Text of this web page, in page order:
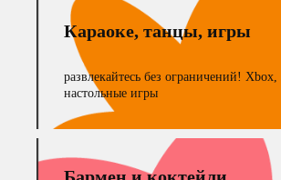
Караоке, танцы, игры
развлекайтесь без ограничений! Xbox,
настольные игры